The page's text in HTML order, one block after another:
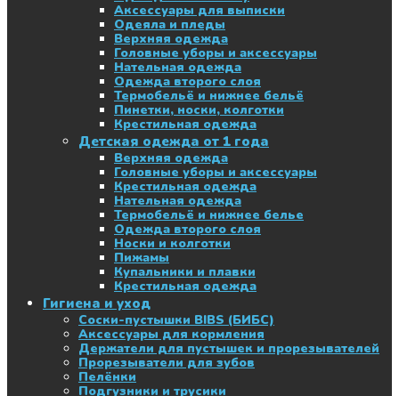
Аксессуары для выписки
Одеяла и пледы
Верхняя одежда
Головные уборы и аксессуары
Нательная одежда
Одежда второго слоя
Термобельё и нижнее бельё
Пинетки, носки, колготки
Крестильная одежда
Детская одежда от 1 года
Верхняя одежда
Головные уборы и аксессуары
Крестильная одежда
Нательная одежда
Термобельё и нижнее белье
Одежда второго слоя
Носки и колготки
Пижамы
Купальники и плавки
Крестильная одежда
Гигиена и уход
Соски-пустышки BIBS (БИБС)
Аксессуары для кормления
Держатели для пустышек и прорезывателей
Прорезыватели для зубов
Пелёнки
Подгузники и трусики